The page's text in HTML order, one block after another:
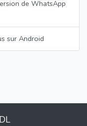
de WhatsApp
sur Android